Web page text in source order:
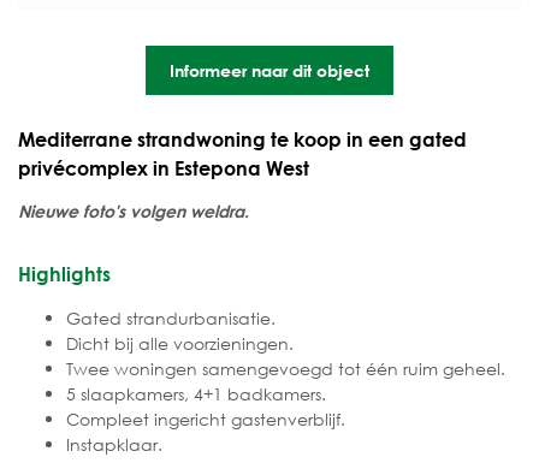
Informeer naar dit object
Mediterrane strandwoning te koop in een gated
privécomplex in Estepona West
Nieuwe foto's volgen weldra.
Highlights
Gated strandurbanisatie.
Dicht bij alle voorzieningen.
Twee woningen samengevoegd tot één ruim geheel.
5 slaapkamers, 4+1 badkamers.
Compleet ingericht gastenverblijf.
Instapklaar.